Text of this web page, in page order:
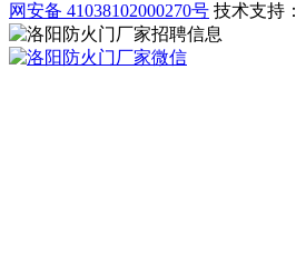
网安备 41038102000270号 技术支持：